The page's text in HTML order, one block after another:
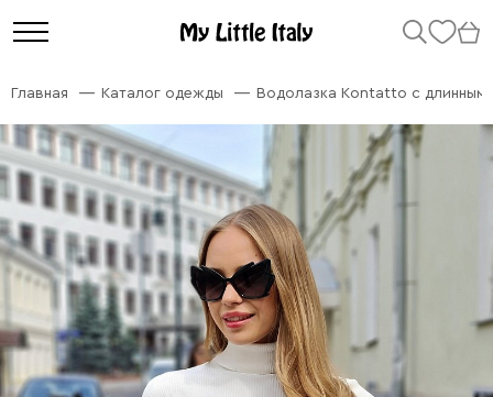
Главная Каталог одежды Водолазка Kontatto с длинным